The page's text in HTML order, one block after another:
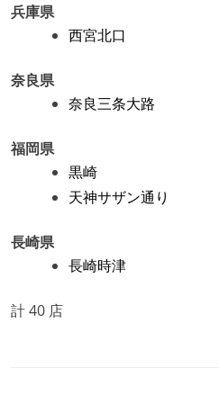
兵庫県
西宮北口
奈良県
奈良三条大路
福岡県
黒崎
天神サザン通り
長崎県
長崎時津
計 40 店